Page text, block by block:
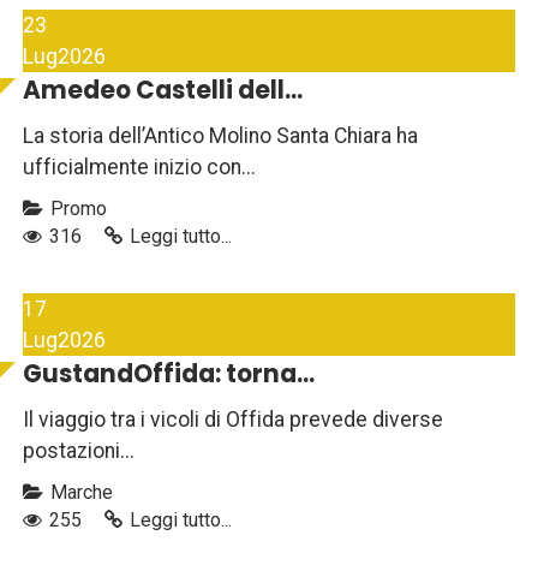
23
Lug2026
Amedeo Castelli dell...
La storia dell’Antico Molino Santa Chiara ha
ufficialmente inizio con...
Promo
316
Leggi tutto...
17
Lug2026
GustandOffida: torna...
Il viaggio tra i vicoli di Offida prevede diverse
postazioni...
Marche
255
Leggi tutto...